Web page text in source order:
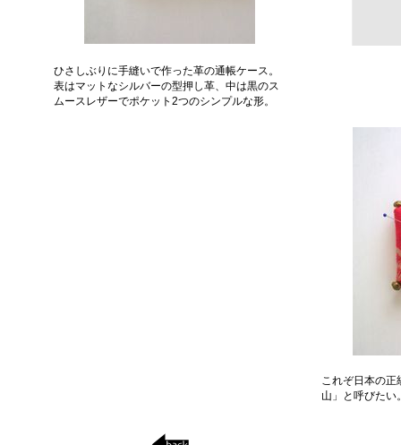
ひさしぶりに手縫いで作った革の通帳ケース。
表はマットなシルバーの型押し革、中は黒のス
ムースレザーでポケット2つのシンプルな形。
これぞ日本の正
山」と呼びたい